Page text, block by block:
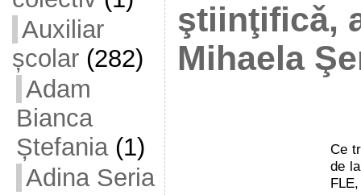
Auxiliar
școlar(282)
Adam
Bianca
Ștefania(1)
Adina Seria
ştiinţificǎ,
Mihaela
Ce
de